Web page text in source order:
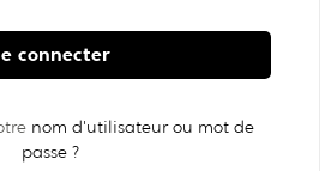
connecter
nom d'utilisateur ou mot de
passe ?